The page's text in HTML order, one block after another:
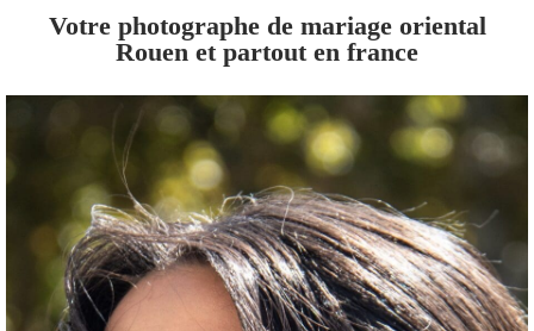
Votre photographe de mariage oriental
Rouen et partout en france